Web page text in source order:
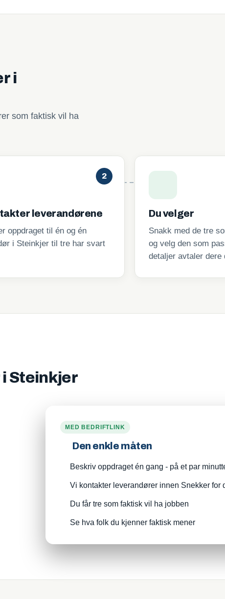
i
som faktisk vil ha
2
leverandørene
oppdraget til én og én
i Steinkjer til tre har svart
Du velger
Snakk med de tre
og velg den som
detaljer avtaler dere
Steinkjer
MED BEDRIFTLINK
Den enkle måten
Beskriv oppdraget én gang - på et par
Vi kontakter leverandører innen Snekker for
Du får tre som faktisk vil ha jobben
Se hva folk du kjenner faktisk mener